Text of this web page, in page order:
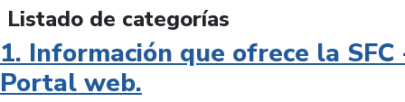
Listado de categorías
1. Información que ofrece la SFC
Portal web.